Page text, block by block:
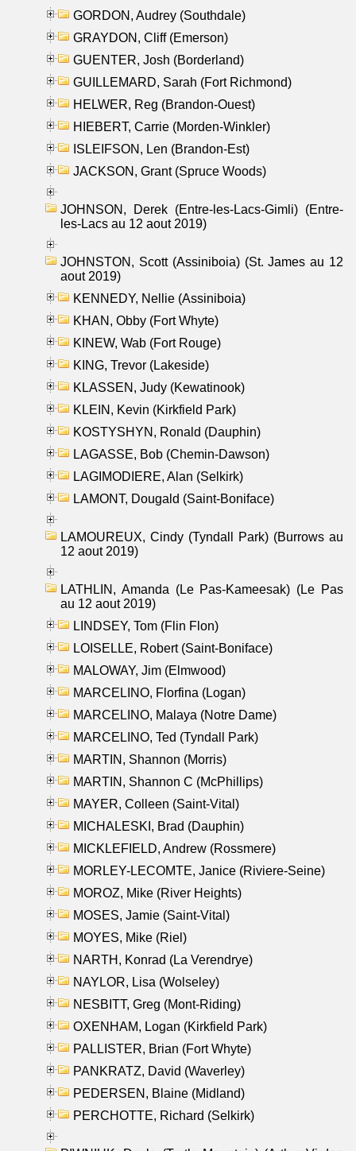
GORDON, Audrey (Southdale)
GRAYDON, Cliff (Emerson)
GUENTER, Josh (Borderland)
GUILLEMARD, Sarah (Fort Richmond)
HELWER, Reg (Brandon-Ouest)
HIEBERT, Carrie (Morden-Winkler)
ISLEIFSON, Len (Brandon-Est)
JACKSON, Grant (Spruce Woods)
JOHNSON, Derek (Entre-les-Lacs-Gimli) (Entre-
les-Lacs au 12 aout 2019)
JOHNSTON, Scott (Assiniboia) (St. James au 12
aout 2019)
KENNEDY, Nellie (Assiniboia)
KHAN, Obby (Fort Whyte)
KINEW, Wab (Fort Rouge)
KING, Trevor (Lakeside)
KLASSEN, Judy (Kewatinook)
KLEIN, Kevin (Kirkfield Park)
KOSTYSHYN, Ronald (Dauphin)
LAGASSE, Bob (Chemin-Dawson)
LAGIMODIERE, Alan (Selkirk)
LAMONT, Dougald (Saint-Boniface)
LAMOUREUX, Cindy (Tyndall Park) (Burrows au
12 aout 2019)
LATHLIN, Amanda (Le Pas-Kameesak) (Le Pas
au 12 aout 2019)
LINDSEY, Tom (Flin Flon)
LOISELLE, Robert (Saint-Boniface)
MALOWAY, Jim (Elmwood)
MARCELINO, Florfina (Logan)
MARCELINO, Malaya (Notre Dame)
MARCELINO, Ted (Tyndall Park)
MARTIN, Shannon (Morris)
MARTIN, Shannon C (McPhillips)
MAYER, Colleen (Saint-Vital)
MICHALESKI, Brad (Dauphin)
MICKLEFIELD, Andrew (Rossmere)
MORLEY-LECOMTE, Janice (Riviere-Seine)
MOROZ, Mike (River Heights)
MOSES, Jamie (Saint-Vital)
MOYES, Mike (Riel)
NARTH, Konrad (La Verendrye)
NAYLOR, Lisa (Wolseley)
NESBITT, Greg (Mont-Riding)
OXENHAM, Logan (Kirkfield Park)
PALLISTER, Brian (Fort Whyte)
PANKRATZ, David (Waverley)
PEDERSEN, Blaine (Midland)
PERCHOTTE, Richard (Selkirk)